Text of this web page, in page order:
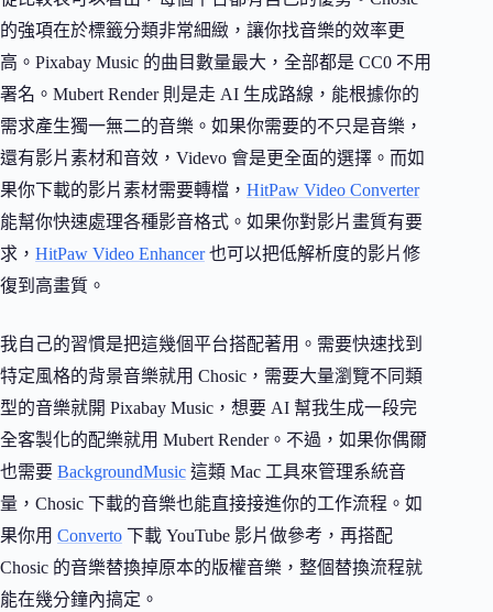
的強項在於標籤分類非常細緻，讓你找音樂的效率更
高。Pixabay Music 的曲目數量最大，全部都是 CC0 不用
署名。Mubert Render 則是走 AI 生成路線，能根據你的
需求產生獨一無二的音樂。如果你需要的不只是音樂，
還有影片素材和音效，Videvo 會是更全面的選擇。而如
果你下載的影片素材需要轉檔， HitPaw Video Converter
能幫你快速處理各種影音格式。如果你對影片畫質有要
求， HitPaw Video Enhancer也可以把低解析度的影片修
復到高畫質。
我自己的習慣是把這幾個平台搭配著用。需要快速找到
特定風格的背景音樂就用 Chosic，需要大量瀏覽不同類
型的音樂就開 Pixabay Music，想要 AI 幫我生成一段完
全客製化的配樂就用 Mubert Render。不過，如果你偶爾
也需要 BackgroundMusic 這類 Mac 工具來管理系統音
量，Chosic 下載的音樂也能直接接進你的工作流程。如
果你用 Converto 下載 YouTube 影片做參考，再搭配
Chosic 的音樂替換掉原本的版權音樂，整個替換流程就
能在幾分鐘內搞定。